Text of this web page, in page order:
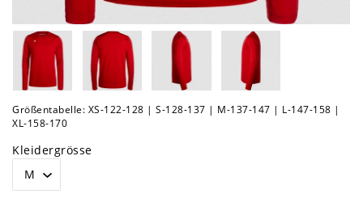
Größentabelle: XS-122-128 | S-128-137 | M-137-147 | L-147-158 |
XL-158-170
Kleidergrösse